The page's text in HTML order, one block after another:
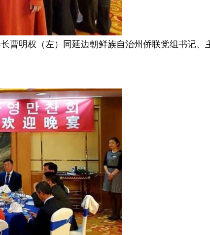
明权（左）同延边朝鲜族自治州侨联党组书记、